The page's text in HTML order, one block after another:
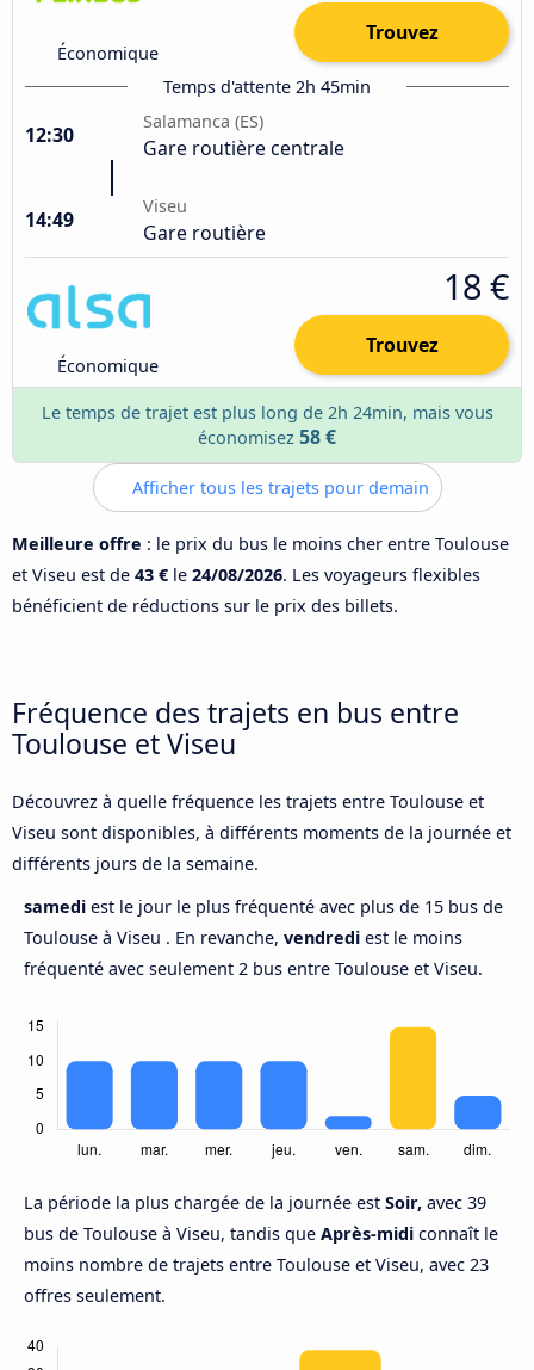
Économique
Trouvez
Temps d'attente 2h 45min
12:30
Salamanca (ES)
Gare routière centrale
14:49
Viseu
Gare routière
Économique
18 €
Trouvez
Le temps de trajet est plus long de 2h 24min, mais vous
économisez 58 €
Afficher tous les trajets pour demain
Meilleure offre : le prix du bus le moins cher entre Toulouse
et Viseu est de 43 € le 24/08/2026. Les voyageurs flexibles
bénéficient de réductions sur le prix des billets.
Fréquence des trajets en bus entre
Toulouse et Viseu
Découvrez à quelle fréquence les trajets entre Toulouse et
Viseu sont disponibles, à différents moments de la journée et
différents jours de la semaine.
samedi est le jour le plus fréquenté avec plus de 15 bus de
Toulouse à Viseu . En revanche, vendredi est le moins
fréquenté avec seulement 2 bus entre Toulouse et Viseu.
La période la plus chargée de la journée est Soir, avec 39
bus de Toulouse à Viseu, tandis que Après-midi connaît le
moins nombre de trajets entre Toulouse et Viseu, avec 23
offres seulement.